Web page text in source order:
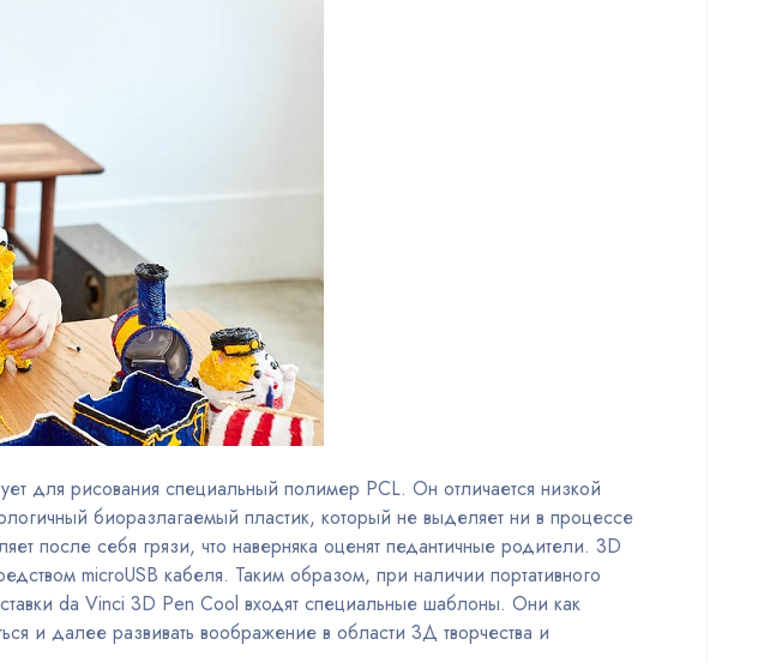
для рисования специальный полимер PCL. Он отличается низкой
биоразлагаемый пластик, который не выделяет ни в процессе
после себя грязи, что наверняка оценят педантичные родители. 3D
miсroUSB кабеля. Таким образом, при наличии портативного
da Vinci 3D Pen Cool входят специальные шаблоны. Они как
и далее развивать воображение в области 3Д творчества и